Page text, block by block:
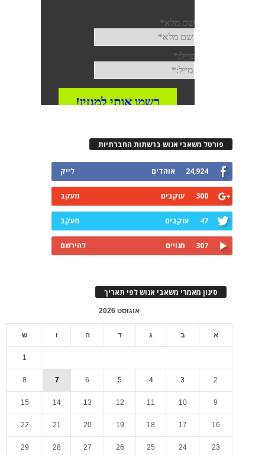
פורטל משאבי אנוש ברשתות החברתיות
24,924 אוהדים לייק
300 עוקבים מעקב
47 עוקבים מעקב
307 מנויים להירשם
סינון מאמרי משאבי אנוש לפי תאריך
אוגוסט 2026
א ב ג ד ה ו ש
1
2
3
4
5
6
7
8
9
10
11
12
13
14
15
16
17
18
19
20
21
22
23
24
25
26
27
28
29